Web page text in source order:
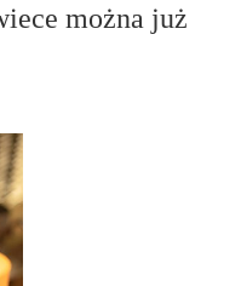
można już